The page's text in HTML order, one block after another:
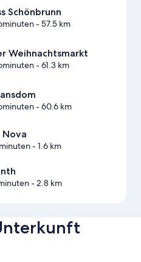
Schönbrunn
- 57.5 km
Weihnachtsmarkt
- 61.3 km
- 60.6 km
Nova
- 1.6 km
- 2.8 km